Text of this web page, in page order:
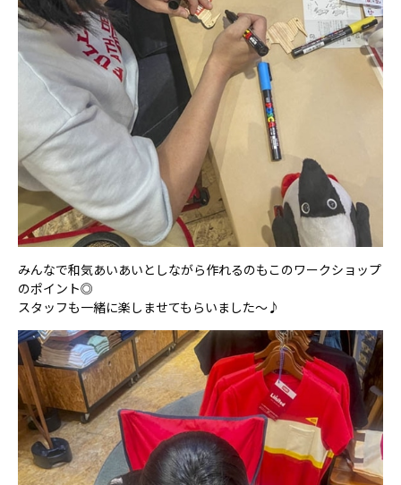
みんなで和気あいあいとしながら作れるのもこのワークショップ
のポイント◎
スタッフも一緒に楽しませてもらいました～♪